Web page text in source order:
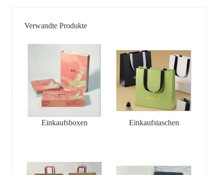
Verwandte Produkte
Einkaufsboxen Einkaufstaschen